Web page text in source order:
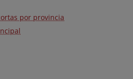
por provincia